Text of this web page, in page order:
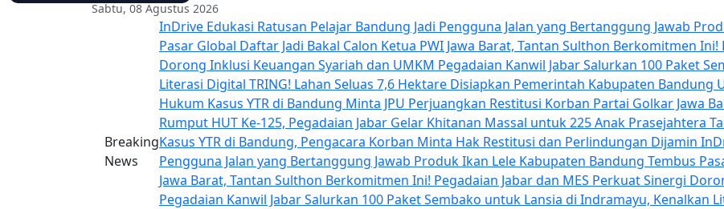
Sabtu, 08 Agustus 2026
Breaking
News
InDrive Edukasi Ratusan Pelajar Bandung Jadi Pengguna Jalan yang Bertanggung Jawab
Pasar Global Daftar Jadi Bakal Calon Ketua PWI Jawa Barat, Tantan Sulthon Berkomitmen Ini!
Dorong Inklusi Keuangan Syariah dan UMKM Pegadaian Kanwil Jabar Salurkan 100 Paket
Literasi Digital TRING! Lahan Seluas 7,6 Hektare Disiapkan Pemerintah Kabupaten Bandung
Hukum Kasus YTR di Bandung Minta JPU Perjuangkan Restitusi Korban Partai Golkar Jawa
Rumput HUT Ke-125, Pegadaian Jabar Gelar Khitanan Massal untuk 225 Anak Prasejahtera
Kasus YTR di Bandung, Pengacara Korban Minta Hak Restitusi dan Perlindungan Dijamin
Pengguna Jalan yang Bertanggung Jawab Produk Ikan Lele Kabupaten Bandung Tembus
Jawa Barat, Tantan Sulthon Berkomitmen Ini! Pegadaian Jabar dan MES Perkuat Sinergi
Pegadaian Kanwil Jabar Salurkan 100 Paket Sembako untuk Lansia di Indramayu, Kenalkan